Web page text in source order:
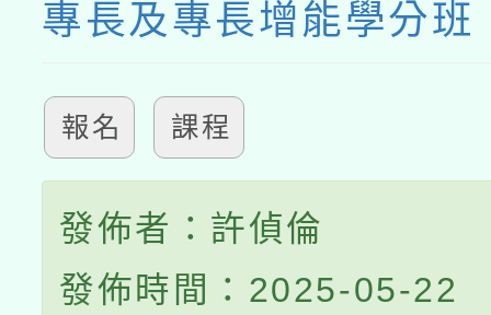
專長及專長增能學分班
報名 課程
發佈者：許偵倫
發佈時間：2025-05-22